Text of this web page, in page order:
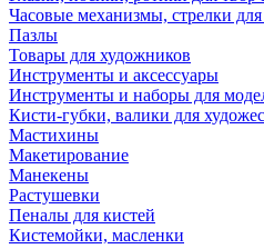
Часовые механизмы, стрелки
Пазлы
Товары для художников
Инструменты и аксессуары
Инструменты и наборы для
Кисти-губки, валики для
Мастихины
Макетирование
Манекены
Растушевки
Пеналы для кистей
Кистемойки, масленки